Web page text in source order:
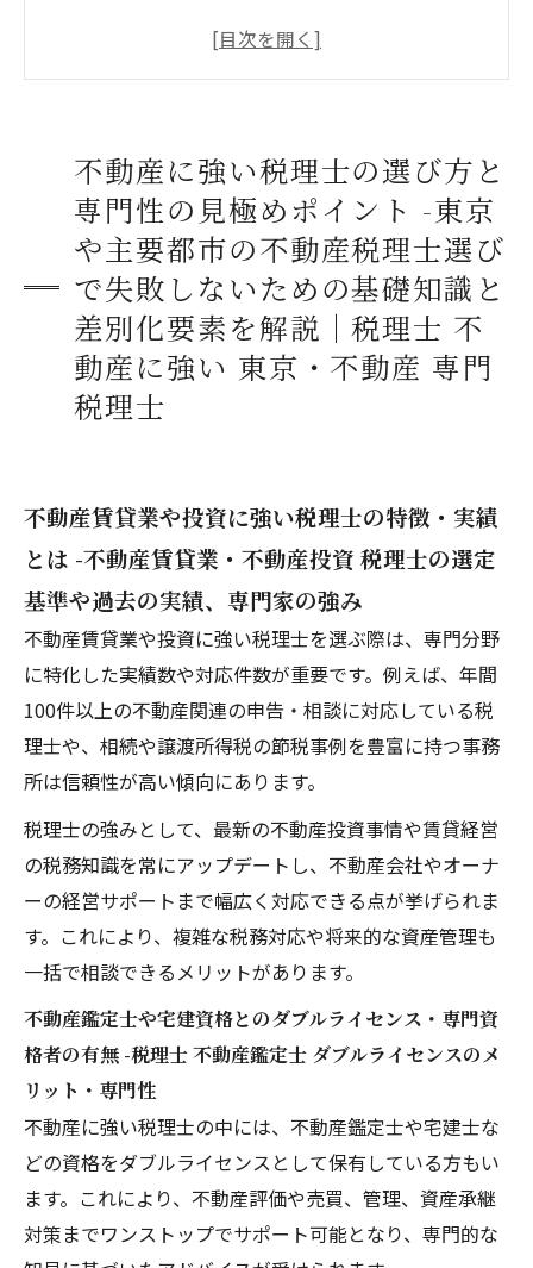
ズに対応
地域別・業種別で選ぶ不動産税理士の比較と紹
介 -東京・名古屋・大阪・福岡など主要都市・専
門分野ごとの最適税理士像を網羅
不動産税理士への相談・依頼の流れと料金相場 -
初回相談〜見積り・契約・アフターフォローま
で安心できるプロセスを解説
信頼できる不動産税理士を探すための比較表・
不動産に強い税理士の選び方と
専門性の見極めポイント -東京
や主要都市の不動産税理士選び
で失敗しないための基礎知識と
差別化要素を解説｜税理士 不
動産に強い 東京・不動産 専門
税理士
不動産賃貸業や投資に強い税理士の特徴・実績
とは -不動産賃貸業・不動産投資 税理士の選定
基準や過去の実績、専門家の強み
不動産賃貸業や投資に強い税理士を選ぶ際は、専門分野
に特化した実績数や対応件数が重要です。例えば、年間
100件以上の不動産関連の申告・相談に対応している税
理士や、相続や譲渡所得税の節税事例を豊富に持つ事務
所は信頼性が高い傾向にあります。
税理士の強みとして、最新の不動産投資事情や賃貸経営
の税務知識を常にアップデートし、不動産会社やオーナ
ーの経営サポートまで幅広く対応できる点が挙げられま
す。これにより、複雑な税務対応や将来的な資産管理も
一括で相談できるメリットがあります。
不動産鑑定士や宅建資格とのダブルライセンス・専門資
格者の有無 -税理士 不動産鑑定士 ダブルライセンスのメ
リット・専門性
不動産に強い税理士の中には、不動産鑑定士や宅建士な
どの資格をダブルライセンスとして保有している方もい
ます。これにより、不動産評価や売買、管理、資産承継
対策までワンストップでサポート可能となり、専門的な